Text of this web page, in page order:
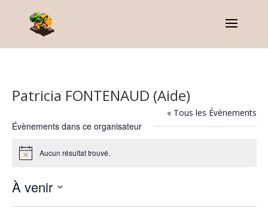
Patricia FONTENAUD (Aide)
« Tous les Évènements
Évènements dans ce organisateur
Notice Aucun résultat trouvé.
À venir